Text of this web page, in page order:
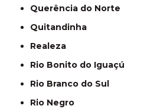
Querência do Norte
Quitandinha
Realeza
Rio Bonito do Iguaçú
Rio Branco do Sul
Rio Negro